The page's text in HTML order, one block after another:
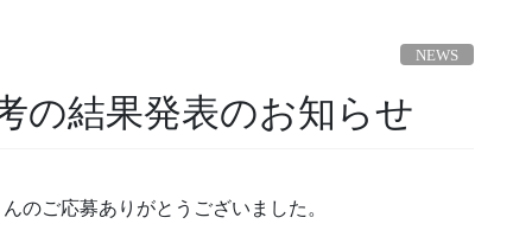
NEWS
の結果発表のお知らせ
のご応募ありがとうございました。